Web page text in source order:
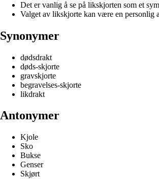
Det er vanlig å se på likskjorten som et
Valget av likskjorte kan være en personlig
Synonymer
dødsdrakt
døds-skjorte
gravskjorte
begravelses-skjorte
likdrakt
Antonymer
Kjole
Sko
Bukse
Genser
Skjørt